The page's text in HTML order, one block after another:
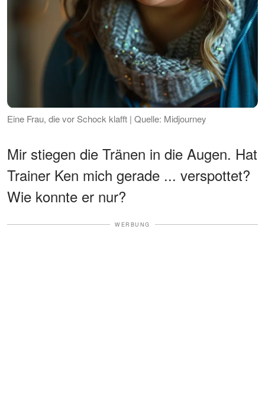
Eine Frau, die vor Schock klafft | Quelle: Midjourney
Mir stiegen die Tränen in die Augen. Hat
Trainer Ken mich gerade ... verspottet?
Wie konnte er nur?
WERBUNG